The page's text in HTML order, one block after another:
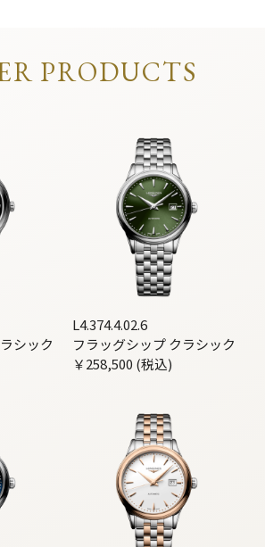
PRODUCTS
シック
L4.374.4.02.6
フラッグシップ クラシック
￥258,500 (税込)